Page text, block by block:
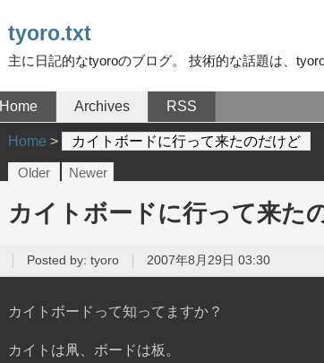
tyoro.txt
主に日記的なtyoroのブログ。 技術的な話題は、
Home Archives RSS
Home > カイトボードに行って来たのだけど
Older Newer
カイトボードに行って来た
Posted by: tyoro 2007年8月29日 03:30
カイトボードって知ってますか？
カイトは凧、ボードは板。